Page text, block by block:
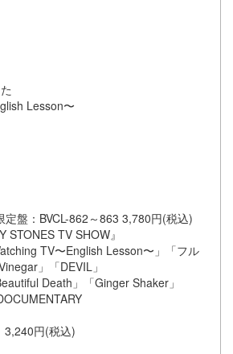
Lesson〜
定盤：BVCL-862～863 3,780円(税込)
STONES TV SHOW』
TV〜English Lesson〜」「フル
」「DEVIL」
Death」「Ginger Shaker」
3,240円(税込)